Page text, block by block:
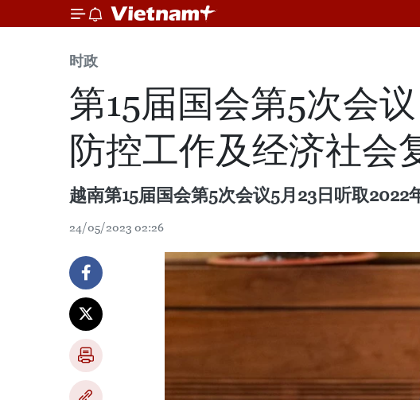
时政
第15届国会第5次会
防控工作及经济社会
越南第15届国会第5次会议5月23日听取2022
24/05/2023 02:26